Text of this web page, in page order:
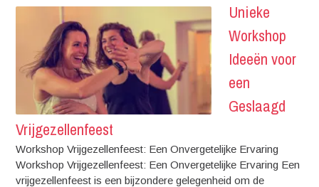
Unieke
Workshop
Ideeën voor
een
Geslaagd
Vrijgezellenfeest
Workshop Vrijgezellenfeest: Een Onvergetelijke Ervaring
Workshop Vrijgezellenfeest: Een Onvergetelijke Ervaring Een
vrijgezellenfeest is een bijzondere gelegenheid om de